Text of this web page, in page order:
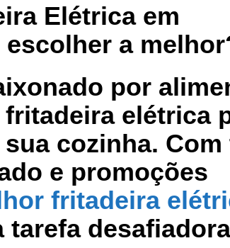
Elétrica em
a
por
elétrica
cozinha. Com
e promoções
fritadeira
tarefa